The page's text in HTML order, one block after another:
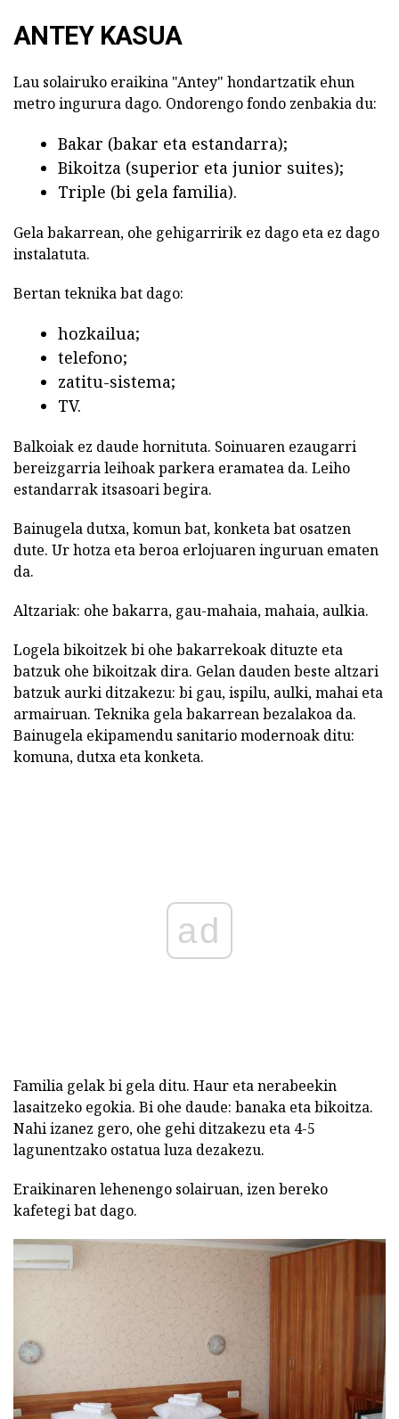
ANTEY KASUA
Lau solairuko eraikina "Antey" hondartzatik ehun
metro ingurura dago. Ondorengo fondo zenbakia du:
Bakar (bakar eta estandarra);
Bikoitza (superior eta junior suites);
Triple (bi gela familia).
Gela bakarrean, ohe gehigarririk ez dago eta ez dago
instalatuta.
Bertan teknika bat dago:
hozkailua;
telefono;
zatitu-sistema;
TV.
Balkoiak ez daude hornituta. Soinuaren ezaugarri
bereizgarria leihoak parkera eramatea da. Leiho
estandarrak itsasoari begira.
Bainugela dutxa, komun bat, konketa bat osatzen
dute. Ur hotza eta beroa erlojuaren inguruan ematen
da.
Altzariak: ohe bakarra, gau-mahaia, mahaia, aulkia.
Logela bikoitzek bi ohe bakarrekoak dituzte eta
batzuk ohe bikoitzak dira. Gelan dauden beste altzari
batzuk aurki ditzakezu: bi gau, ispilu, aulki, mahai eta
armairuan. Teknika gela bakarrean bezalakoa da.
Bainugela ekipamendu sanitario modernoak ditu:
komuna, dutxa eta konketa.
ad
Familia gelak bi gela ditu. Haur eta nerabeekin
lasaitzeko egokia. Bi ohe daude: banaka eta bikoitza.
Nahi izanez gero, ohe gehi ditzakezu eta 4-5
lagunentzako ostatua luza dezakezu.
Eraikinaren lehenengo solairuan, izen bereko
kafetegi bat dago.